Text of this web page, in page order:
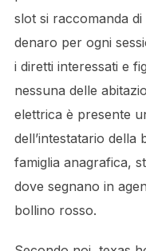
slot si raccomanda
denaro per ogni
i diretti interessati e
nessuna delle
elettrica è presente
dell’intestatario
famiglia anagrafica,
dove segnano in
bollino rosso.